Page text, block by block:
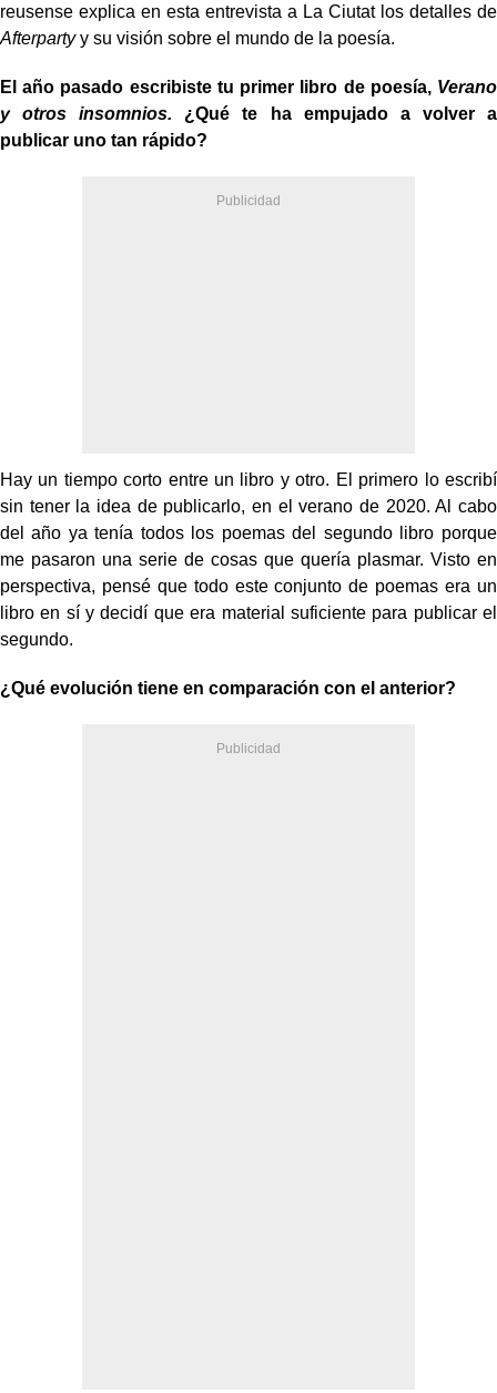
reusense explica en esta entrevista a La Ciutat los detalles de
Afterpartyy su visión sobre el mundo de la poesía.
El año pasado escribiste tu primer libro de poesía, Verano
y otros insomnios. ¿Qué te ha empujado a volver a
publicar uno tan rápido?
Hay un tiempo corto entre un libro y otro. El primero lo escribí
sin tener la idea de publicarlo, en el verano de 2020. Al cabo
del año ya tenía todos los poemas del segundo libro porque
me pasaron una serie de cosas que quería plasmar. Visto en
perspectiva, pensé que todo este conjunto de poemas era un
libro en sí y decidí que era material suficiente para publicar el
segundo.
¿Qué evolución tiene en comparación con el anterior?